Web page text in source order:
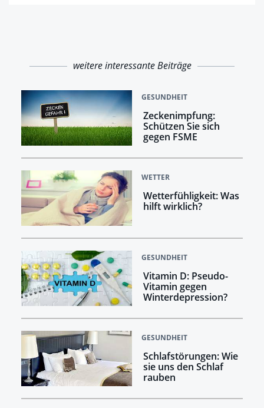
weitere interessante Beiträge
GESUNDHEIT
Zeckenimpfung:
Schützen Sie sich
gegen FSME
WETTER
Wetterfühligkeit: Was
hilft wirklich?
GESUNDHEIT
Vitamin D: Pseudo-
Vitamin gegen
Winterdepression?
GESUNDHEIT
Schlafstörungen: Wie
sie uns den Schlaf
rauben